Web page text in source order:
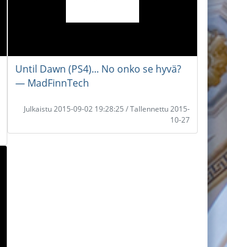
Until Dawn (PS4)... No onko se hyvä?
― MadFinnTech
Julkaistu 2015-09-02 19:28:25 / Tallennettu 2015-
10-27